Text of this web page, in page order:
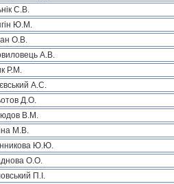
С.В.
Ю.М.
О.В.
А.В.
Р.М.
А.С.
Д.О.
В.М.
М.В.
Ю.Ю.
О.О.
П.І.